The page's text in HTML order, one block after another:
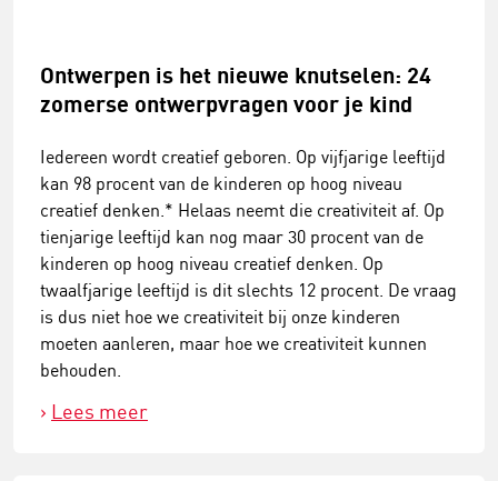
Ontwerpen is het nieuwe knutselen: 24
zomerse ontwerpvragen voor je kind
Iedereen wordt creatief geboren. Op vijfjarige leeftijd
kan 98 procent van de kinderen op hoog niveau
creatief denken.* Helaas neemt die creativiteit af. Op
tienjarige leeftijd kan nog maar 30 procent van de
kinderen op hoog niveau creatief denken. Op
twaalfjarige leeftijd is dit slechts 12 procent. De vraag
is dus niet hoe we creativiteit bij onze kinderen
moeten aanleren, maar hoe we creativiteit kunnen
behouden.
Lees meer